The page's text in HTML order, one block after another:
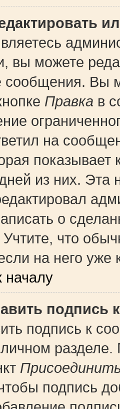
вы можете
сообщения. Вы
Правка в
на
показывает
из них. Эта
о
что
на него уже
началу
подпись
подпись к
подпись